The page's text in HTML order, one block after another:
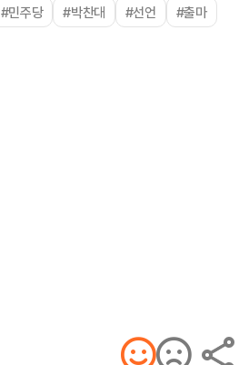
#민주당 #박찬대 #선언 #출마